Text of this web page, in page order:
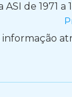
de 1971 a
informação